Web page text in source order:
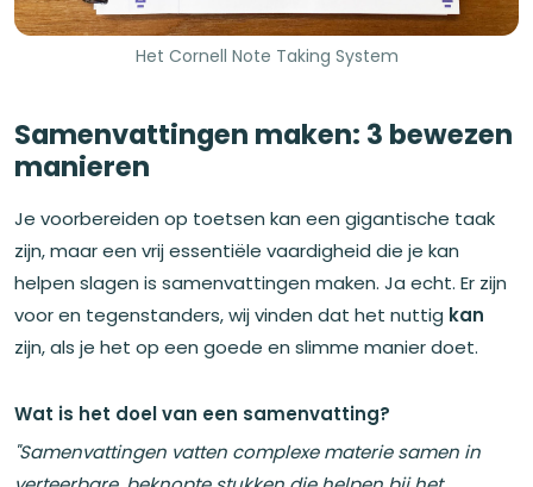
Het Cornell Note Taking System
Samenvattingen maken: 3 bewezen
manieren
Je voorbereiden op toetsen kan een gigantische taak
zijn, maar een vrij essentiële vaardigheid die je kan
helpen slagen is samenvattingen maken. Ja echt. Er zijn
voor en tegenstanders, wij vinden dat het nuttig kan
zijn, als je het op een goede en slimme manier doet.
Wat is het doel van een samenvatting?
"Samenvattingen vatten complexe materie samen in